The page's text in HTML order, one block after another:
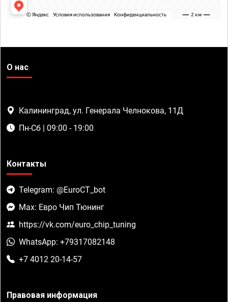
О нас
Калининград, ул. Генерала Челнокова, 11Д
Пн-Сб | 09:00 - 19:00
Контакты
Telegram: @EuroCT_bot
Max: Евро Чип Тюнинг
https://vk.com/euro_chip_tuning
WhatsApp: +79317082148
+7 4012 20-14-57
Правовая информация